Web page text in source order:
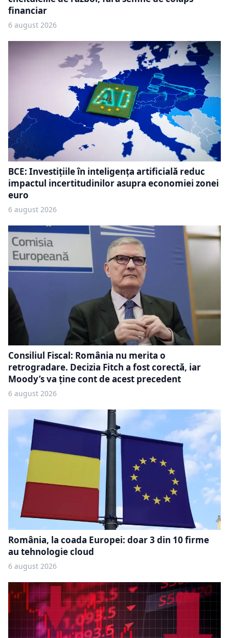
financiar
6 august 2026
BCE: Investițiile în inteligența artificială reduc
impactul incertitudinilor asupra economiei zonei
euro
6 august 2026
Consiliul Fiscal: România nu merita o
retrogradare. Decizia Fitch a fost corectă, iar
Moody’s va ține cont de acest precedent
6 august 2026
România, la coada Europei: doar 3 din 10 firme
au tehnologie cloud
6 august 2026